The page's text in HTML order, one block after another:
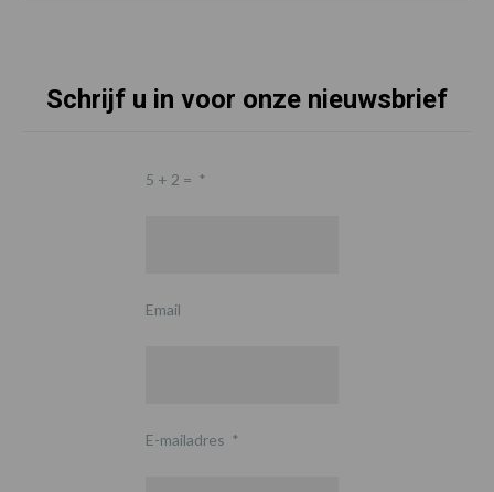
Schrijf u in voor onze nieuwsbrief
5 + 2 = *
Email
E-mailadres *